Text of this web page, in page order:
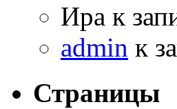
Ира к
admin к
Страницы